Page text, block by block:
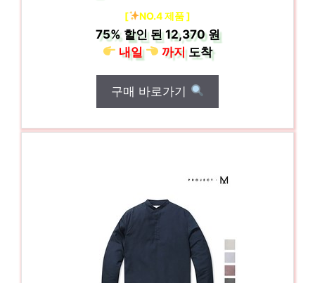
[ NO.4 제품 ]
75%할인 된12,370 원
내일
까지도착
구매 바로가기